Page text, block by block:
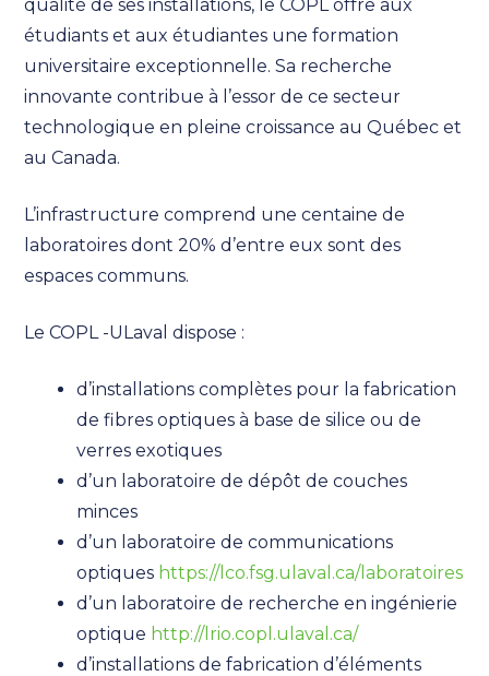
qualité de ses installations, le COPL offre aux
étudiants et aux étudiantes une formation
universitaire exceptionnelle. Sa recherche
innovante contribue à l’essor de ce secteur
technologique en pleine croissance au Québec et
au Canada.
L’infrastructure comprend une centaine de
laboratoires dont 20% d’entre eux sont des
espaces communs.
Le COPL -ULaval dispose :
d’installations complètes pour la fabrication
de fibres optiques à base de silice ou de
verres exotiques
d’un laboratoire de dépôt de couches
minces
d’un laboratoire de communications
optiques https://lco.fsg.ulaval.ca/laboratoires
d’un laboratoire de recherche en ingénierie
optique http://lrio.copl.ulaval.ca/
d’installations de fabrication d’éléments